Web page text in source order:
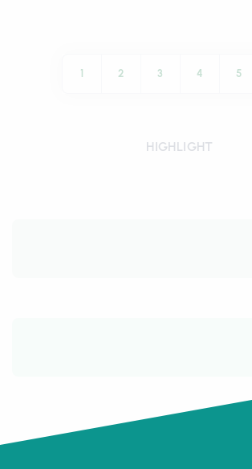
1 2 3 4 5
HIGHLIGHT